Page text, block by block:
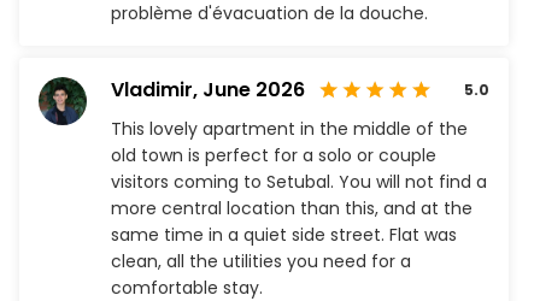
problème d'évacuation de la douche.
Vladimir, June 2026 5.0
This lovely apartment in the middle of the
old town is perfect for a solo or couple
visitors coming to Setubal. You will not find a
more central location than this, and at the
same time in a quiet side street. Flat was
clean, all the utilities you need for a
comfortable stay.